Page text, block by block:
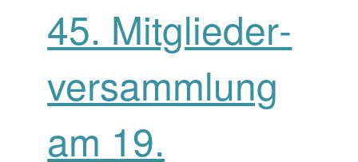
45. Mitglieder­
versamm­lung
am 19.